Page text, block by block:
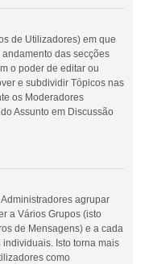
de Utilizadores) em que
das secções
o poder de editar ou
e subdividir Tópicos nas
os Moderadores
Assunto em Discussão
agrupar
a Vários Grupos (isto
de Mensagens) e a cada
Isto torna mais
como